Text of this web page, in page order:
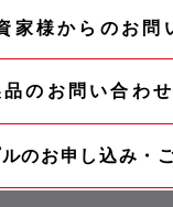
家様からのお問
品のお問い合わせ
のお申し込み・